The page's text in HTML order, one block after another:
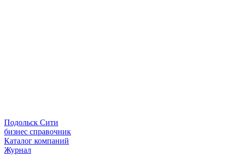
Подольск Сити
бизнес справочник
Каталог компаний
Журнал